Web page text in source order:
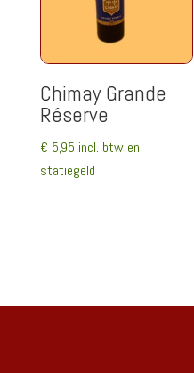
Chimay Grande
Réserve
€ 5,95 incl. btw en
statiegeld